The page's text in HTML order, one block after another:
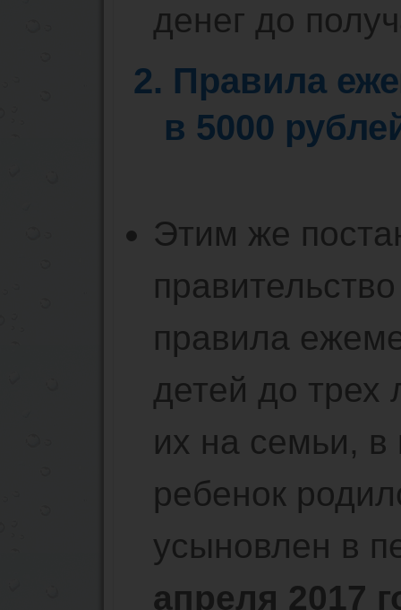
денег до
2. Правила
в 5000
Этим же
правила
детей до трех
их на семьи,
ребенок
усыновлен в
апреля 2017